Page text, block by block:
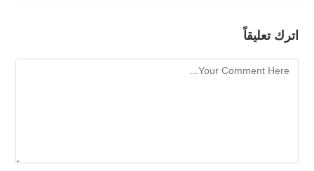
اترك تعليقاً